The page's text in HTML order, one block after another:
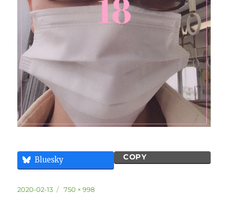
Bluesky COPY
投
2020-02-13
フ
750 × 998